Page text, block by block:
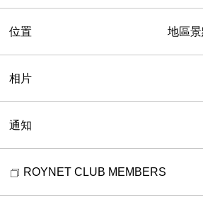
位置 地區
相片
通知
ROYNET CLUB MEMBERS